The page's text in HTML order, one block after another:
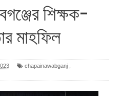
শিক্ষক-
মাহফিল
chapainawabganj